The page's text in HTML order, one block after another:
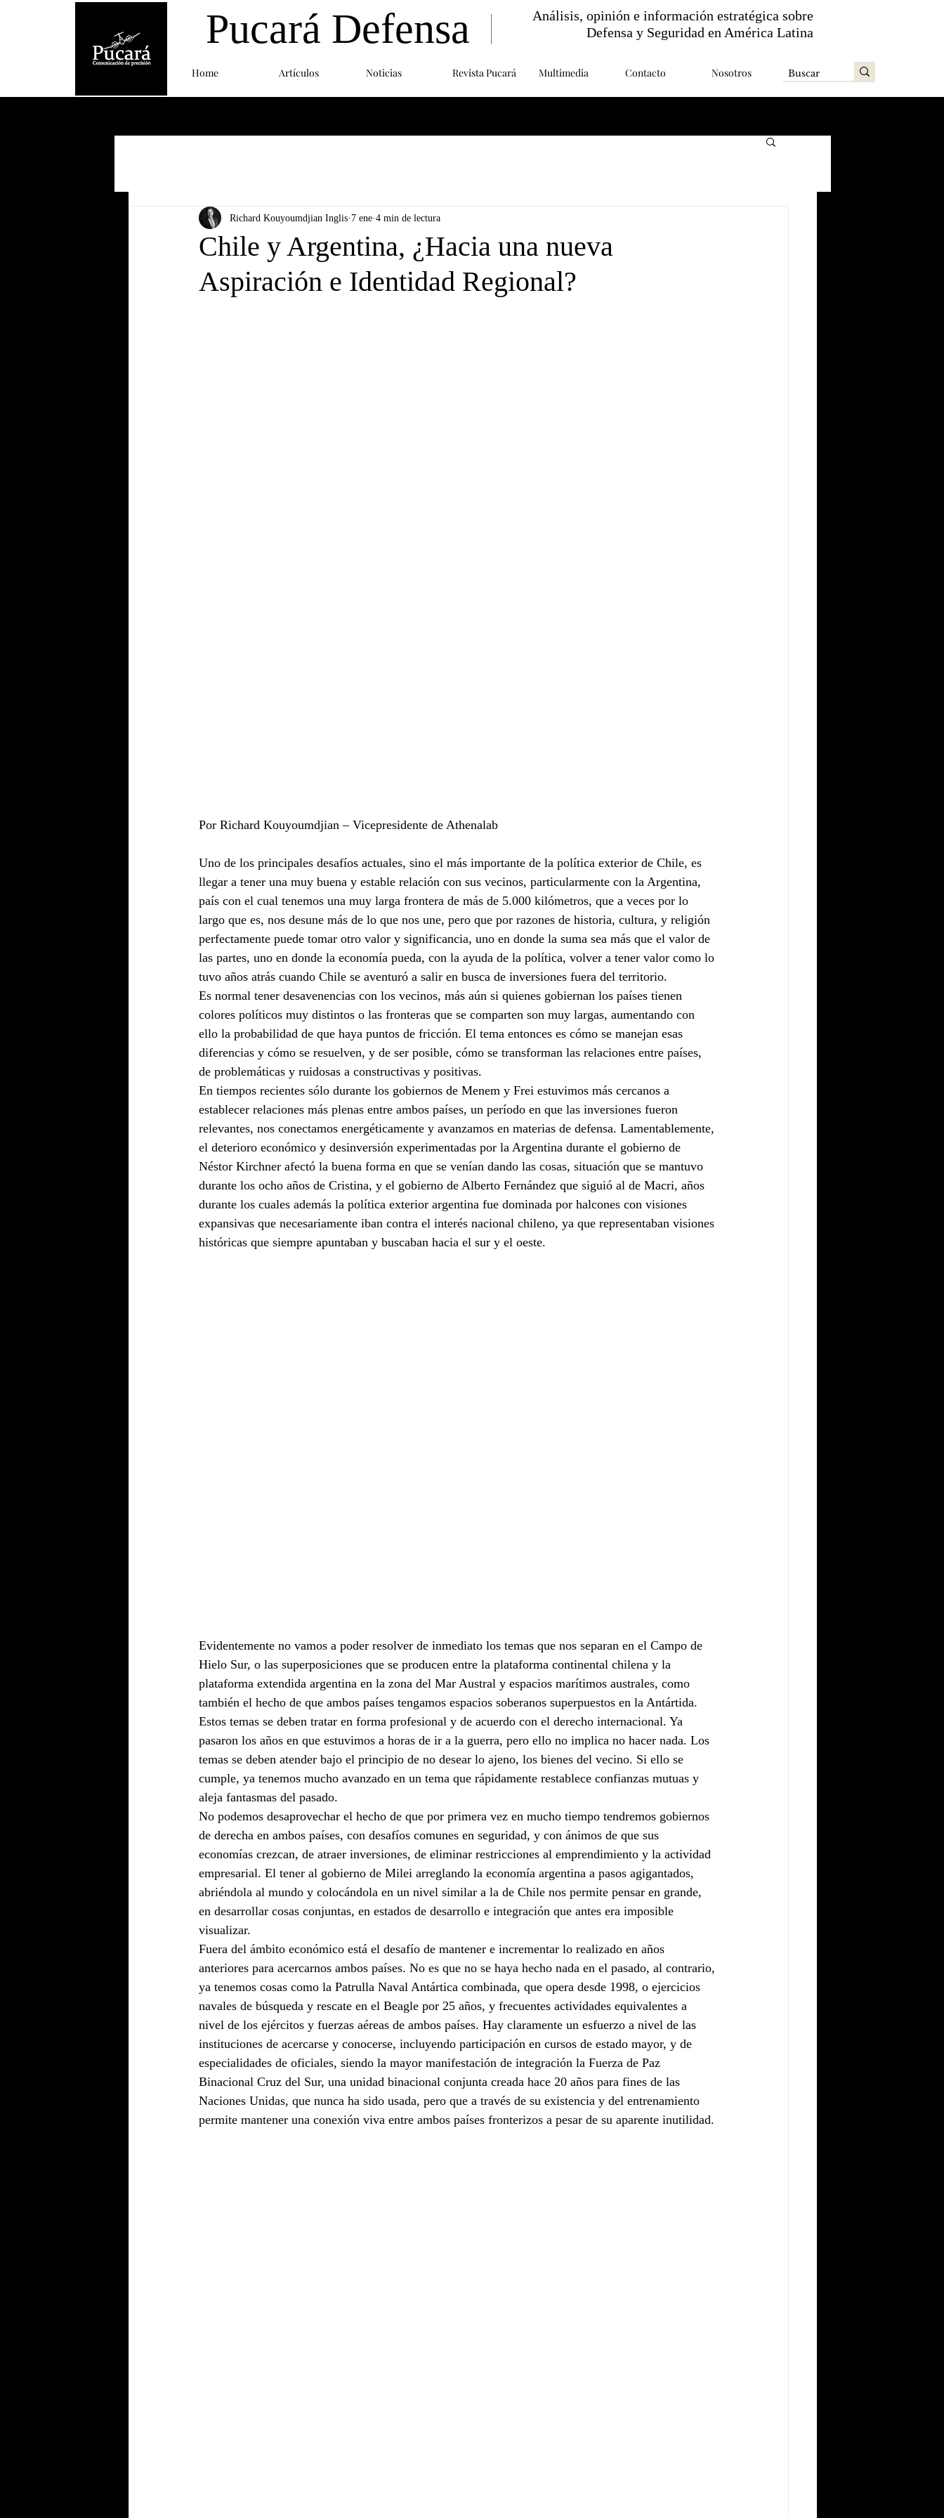
Home Artículos Noticias Revista Pucará Multimedia Contacto Nosotros
Pucará Defensa
Análisis, opinión e información estratégica sobre
Defensa y Seguridad en América Latina
Chile y Argentina, ¿Hacia una nueva
Aspiración e Identidad Regional?
Richard Kouyoumdjian Inglis 7 ene 4 min de lectura
Por Richard Kouyoumdjian – Vicepresidente de Athenalab
Uno de los principales desafíos actuales, sino el más importante de la política exterior de Chile, es
llegar a tener una muy buena y estable relación con sus vecinos, particularmente con la Argentina,
país con el cual tenemos una muy larga frontera de más de 5.000 kilómetros, que a veces por lo
largo que es, nos desune más de lo que nos une, pero que por razones de historia, cultura, y religión
perfectamente puede tomar otro valor y significancia, uno en donde la suma sea más que el valor de
las partes, uno en donde la economía pueda, con la ayuda de la política, volver a tener valor como lo
tuvo años atrás cuando Chile se aventuró a salir en busca de inversiones fuera del territorio.
Es normal tener desavenencias con los vecinos, más aún si quienes gobiernan los países tienen
colores políticos muy distintos o las fronteras que se comparten son muy largas, aumentando con
ello la probabilidad de que haya puntos de fricción. El tema entonces es cómo se manejan esas
diferencias y cómo se resuelven, y de ser posible, cómo se transforman las relaciones entre países,
de problemáticas y ruidosas a constructivas y positivas.
En tiempos recientes sólo durante los gobiernos de Menem y Frei estuvimos más cercanos a
establecer relaciones más plenas entre ambos países, un período en que las inversiones fueron
relevantes, nos conectamos energéticamente y avanzamos en materias de defensa. Lamentablemente,
el deterioro económico y desinversión experimentadas por la Argentina durante el gobierno de
Néstor Kirchner afectó la buena forma en que se venían dando las cosas, situación que se mantuvo
durante los ocho años de Cristina, y el gobierno de Alberto Fernández que siguió al de Macri, años
durante los cuales además la política exterior argentina fue dominada por halcones con visiones
expansivas que necesariamente iban contra el interés nacional chileno, ya que representaban visiones
históricas que siempre apuntaban y buscaban hacia el sur y el oeste.
Evidentemente no vamos a poder resolver de inmediato los temas que nos separan en el Campo de
Hielo Sur, o las superposiciones que se producen entre la plataforma continental chilena y la
plataforma extendida argentina en la zona del Mar Austral y espacios marítimos australes, como
también el hecho de que ambos países tengamos espacios soberanos superpuestos en la Antártida.
Estos temas se deben tratar en forma profesional y de acuerdo con el derecho internacional. Ya
pasaron los años en que estuvimos a horas de ir a la guerra, pero ello no implica no hacer nada. Los
temas se deben atender bajo el principio de no desear lo ajeno, los bienes del vecino. Si ello se
cumple, ya tenemos mucho avanzado en un tema que rápidamente restablece confianzas mutuas y
aleja fantasmas del pasado.
No podemos desaprovechar el hecho de que por primera vez en mucho tiempo tendremos gobiernos
de derecha en ambos países, con desafíos comunes en seguridad, y con ánimos de que sus
economías crezcan, de atraer inversiones, de eliminar restricciones al emprendimiento y la actividad
empresarial. El tener al gobierno de Milei arreglando la economía argentina a pasos agigantados,
abriéndola al mundo y colocándola en un nivel similar a la de Chile nos permite pensar en grande,
en desarrollar cosas conjuntas, en estados de desarrollo e integración que antes era imposible
visualizar.
Fuera del ámbito económico está el desafío de mantener e incrementar lo realizado en años
anteriores para acercarnos ambos países. No es que no se haya hecho nada en el pasado, al contrario,
ya tenemos cosas como la Patrulla Naval Antártica combinada, que opera desde 1998, o ejercicios
navales de búsqueda y rescate en el Beagle por 25 años, y frecuentes actividades equivalentes a
nivel de los ejércitos y fuerzas aéreas de ambos países. Hay claramente un esfuerzo a nivel de las
instituciones de acercarse y conocerse, incluyendo participación en cursos de estado mayor, y de
especialidades de oficiales, siendo la mayor manifestación de integración la Fuerza de Paz
Binacional Cruz del Sur, una unidad binacional conjunta creada hace 20 años para fines de las
Naciones Unidas, que nunca ha sido usada, pero que a través de su existencia y del entrenamiento
permite mantener una conexión viva entre ambos países fronterizos a pesar de su aparente inutilidad.